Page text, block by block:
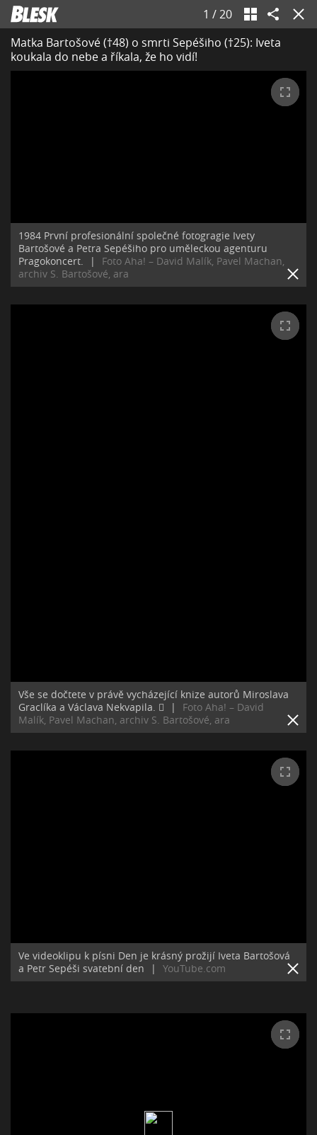
1 /20
Matka Bartošové (†48) o smrti Sepéšiho (†25): Iveta
koukala do nebe a říkala, že ho vidí!
1984 První profesionální společné fotogragie Ivety
Bartošové a Petra Sepéšiho pro uměleckou agenturu
Pragokoncert.
|
Foto Aha! – David Malík, Pavel Machan,
archiv S. Bartošové, ara
Vše se dočtete v právě vycházející knize autorů Miroslava
Graclíka a Václava Nekvapila. ﷯
|
Foto Aha! – David
Malík, Pavel Machan, archiv S. Bartošové, ara
Ve videoklipu k písni Den je krásný prožijí Iveta Bartošová
a Petr Sepéši svatební den
| YouTube.com